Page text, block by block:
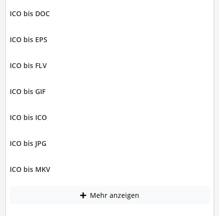
ICO bis DOC
ICO bis EPS
ICO bis FLV
ICO bis GIF
ICO bis ICO
ICO bis JPG
ICO bis MKV
Mehr anzeigen